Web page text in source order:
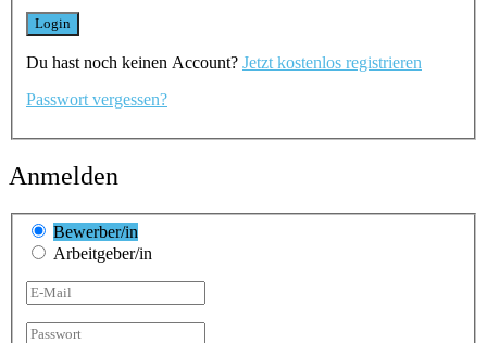
Du hast noch keinen Account? Jetzt kostenlos registrieren
Passwort vergessen?
Anmelden
Bewerber/in
Arbeitgeber/in